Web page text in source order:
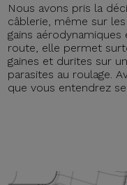
Nous avons pris la
câblerie, même sur
gains
route, elle permet
gaines et durites sur
parasites au roulage.
que vous entendrez